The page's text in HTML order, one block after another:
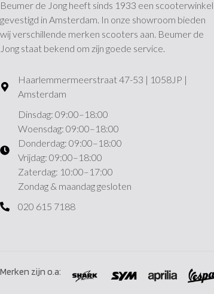
Beumer de Jong heeft sinds 1933 een scooterwinkel
gevestigd in Amsterdam. In onze showroom bieden
wij verschillende merken scooters aan. Beumer de
Jong staat bekend om zijn goede service.
Haarlemmermeerstraat 47-53 | 1058JP |
Amsterdam
Dinsdag: 09:00–18:00
Woensdag: 09:00–18:00
Donderdag: 09:00–18:00
Vrijdag: 09:00–18:00
Zaterdag: 10:00–17:00
Zondag & maandag gesloten
020 615 7188
Merken zijn o.a: